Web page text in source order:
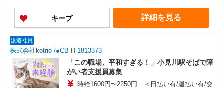
キープ 詳細を見る
派遣社員
株式会社kotrio /●CB-H-1813373
「この職場、平和すぎる！」小見川駅そばで障
がい者支援員募集
時給1600円〜2250円 ＜日払い有/週払い有/交